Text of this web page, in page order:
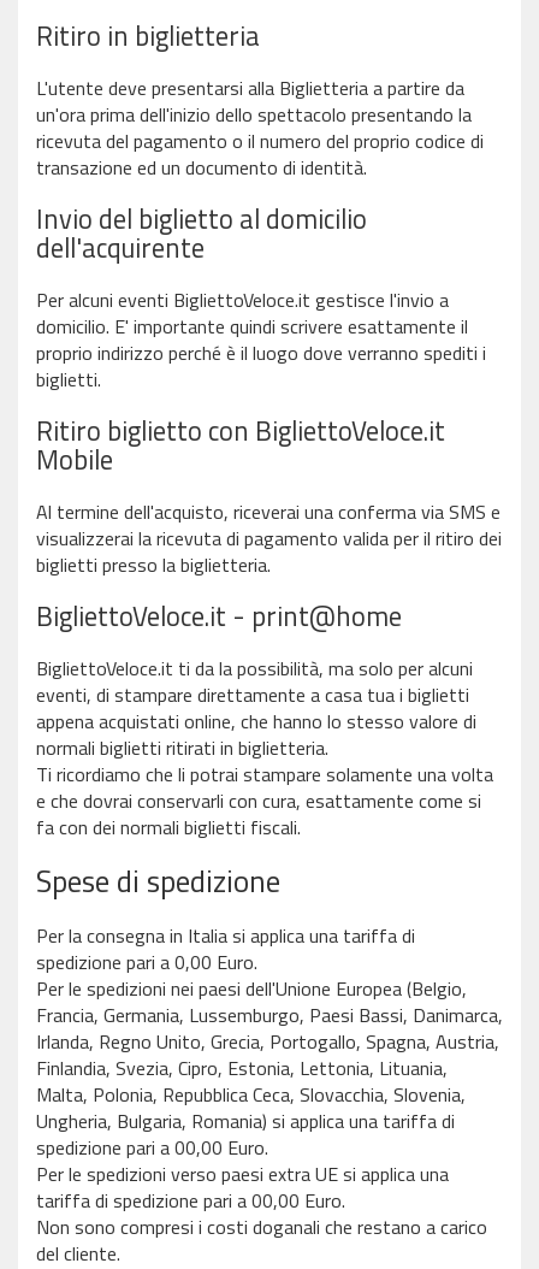
Ritiro in biglietteria
L'utente deve presentarsi alla Biglietteria a partire da
un'ora prima dell'inizio dello spettacolo presentando la
ricevuta del pagamento o il numero del proprio codice di
transazione ed un documento di identità.
Invio del biglietto al domicilio
dell'acquirente
Per alcuni eventi BigliettoVeloce.it gestisce l'invio a
domicilio. E' importante quindi scrivere esattamente il
proprio indirizzo perché è il luogo dove verranno spediti i
biglietti.
Ritiro biglietto con BigliettoVeloce.it
Mobile
Al termine dell'acquisto, riceverai una conferma via SMS e
visualizzerai la ricevuta di pagamento valida per il ritiro dei
biglietti presso la biglietteria.
BigliettoVeloce.it - print@home
BigliettoVeloce.it ti da la possibilità, ma solo per alcuni
eventi, di stampare direttamente a casa tua i biglietti
appena acquistati online, che hanno lo stesso valore di
normali biglietti ritirati in biglietteria.
Ti ricordiamo che li potrai stampare solamente una volta
e che dovrai conservarli con cura, esattamente come si
fa con dei normali biglietti fiscali.
Spese di spedizione
Per la consegna in Italia si applica una tariffa di
spedizione pari a 0,00 Euro.
Per le spedizioni nei paesi dell'Unione Europea (Belgio,
Francia, Germania, Lussemburgo, Paesi Bassi, Danimarca,
Irlanda, Regno Unito, Grecia, Portogallo, Spagna, Austria,
Finlandia, Svezia, Cipro, Estonia, Lettonia, Lituania,
Malta, Polonia, Repubblica Ceca, Slovacchia, Slovenia,
Ungheria, Bulgaria, Romania) si applica una tariffa di
spedizione pari a 00,00 Euro.
Per le spedizioni verso paesi extra UE si applica una
tariffa di spedizione pari a 00,00 Euro.
Non sono compresi i costi doganali che restano a carico
del cliente.